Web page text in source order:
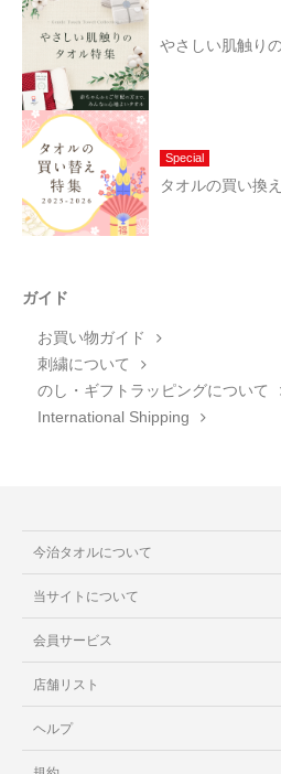
やさしい肌触り
Special
タオルの買い換
ガイド
お買い物ガイド
刺繍について
のし・ギフトラッピングについて
International Shipping
今治タオルについて
当サイトについて
会員サービス
店舗リスト
ヘルプ